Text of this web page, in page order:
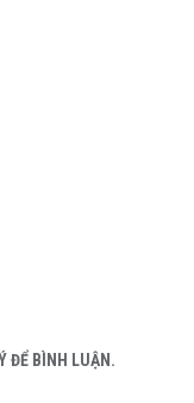
ĐỂ BÌNH LUẬN.